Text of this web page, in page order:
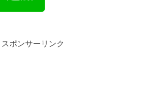
スポンサーリンク